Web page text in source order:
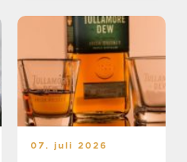
07. juli 2026